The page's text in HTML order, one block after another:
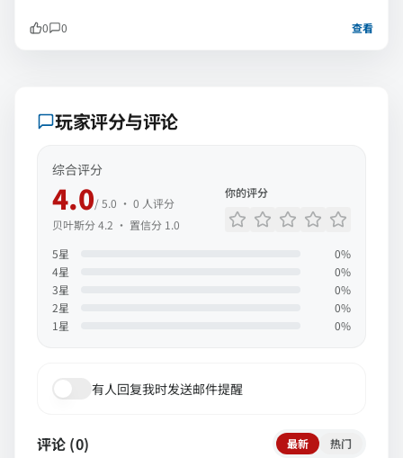
0 0 查看
玩家评分与评论
综合评分
4.0/ 5.0 · 0 人评分
贝叶斯分4.2 · 置信分 1.0
你的评分
5星 0%
4星 0%
3星 0%
2星 0%
1 星 0%
有人回复我时发送邮件提醒
评论 (0) 最新 热门